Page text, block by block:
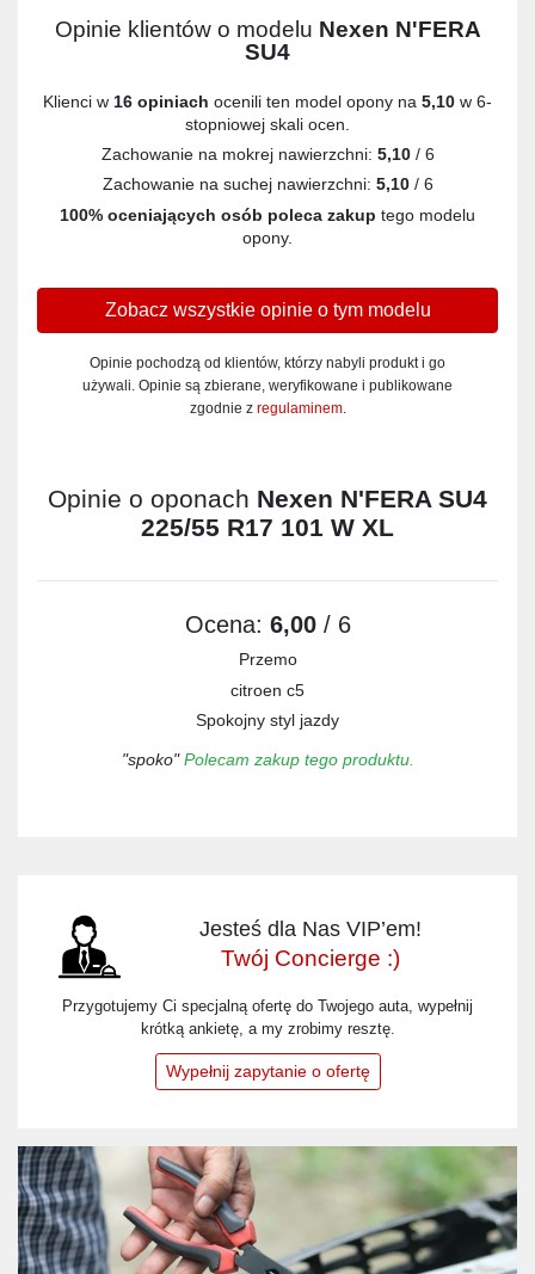
Opinie klientów o modelu Nexen N'FERA
SU4
Klienci w 16 opiniach ocenili ten model opony na 5,10 w 6-
stopniowej skali ocen.
Zachowanie na mokrej nawierzchni: 5,10/ 6
Zachowanie na suchej nawierzchni: 5,10/ 6
100% oceniających osób poleca zakup tego modelu
opony.
Zobacz wszystkie opinie o tym modelu
Opinie pochodzą od klientów, którzy nabyli produkt i go
używali. Opinie są zbierane, weryfikowane i publikowane
zgodnie z regulaminem.
Opinie o oponach Nexen N'FERA SU4
225/55 R17 101 W XL
Ocena: 6,00/ 6
Przemo
citroen c5
Spokojny styl jazdy
"spoko"Polecam zakup tego produktu.
Jesteś dla Nas VIP’em!
Twój Concierge :)
Przygotujemy Ci specjalną ofertę do Twojego auta, wypełnij
krótką ankietę, a my zrobimy resztę.
Wypełnij zapytanie o ofertę